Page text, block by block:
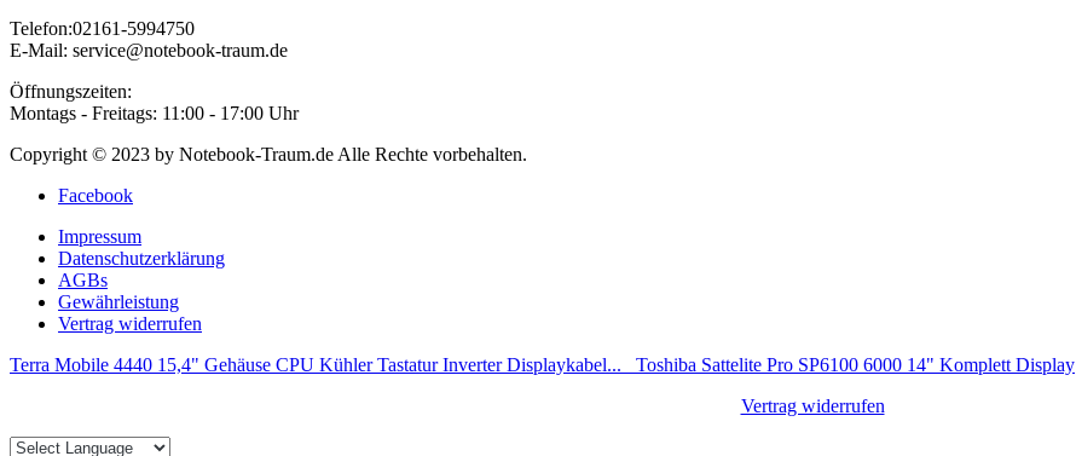
Telefon:02161-5994750
E-Mail: service@notebook-traum.de
Öffnungszeiten:
Montags - Freitags: 11:00 - 17:00 Uhr
Copyright © 2023 by Notebook-Traum.de Alle Rechte vorbehalten.
Facebook
Impressum
Datenschutzerklärung
AGBs
Gewährleistung
Vertrag widerrufen
Terra Mobile 4440 15,4" Gehäuse CPU Kühler Tastatur Inverter Displaykabel...
Toshiba Sattelite Pro SP6100 6000 14" Komplett Display
Vertrag widerrufen